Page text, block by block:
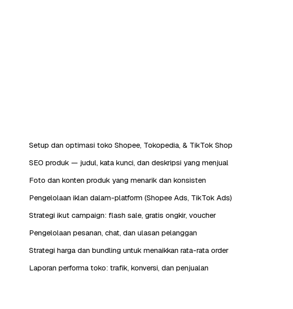
Setup dan optimasi toko Shopee, Tokopedia, & TikTok Shop
SEO produk — judul, kata kunci, dan deskripsi yang menjual
Foto dan konten produk yang menarik dan konsisten
Pengelolaan iklan dalam-platform (Shopee Ads, TikTok Ads)
Strategi ikut campaign: flash sale, gratis ongkir, voucher
Pengelolaan pesanan, chat, dan ulasan pelanggan
Strategi harga dan bundling untuk menaikkan rata-rata order
Laporan performa toko: trafik, konversi, dan penjualan